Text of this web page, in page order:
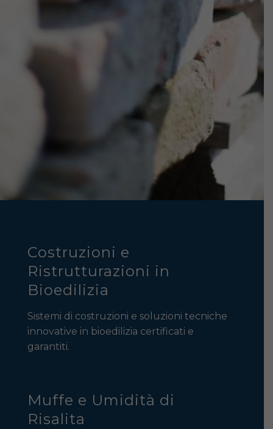
Costruzioni e
Ristrutturazioni in
Bioedilizia
Sistemi di costruzioni e soluzioni tecniche
innovative in bioedilizia certificati e
garantiti.
Muffe e Umidità di
Risalita